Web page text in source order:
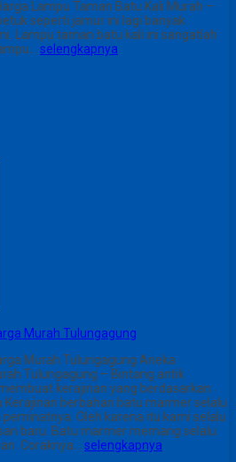
Lampu Taman Batu Kali Murah –
seperti jamur ini lagi banyak
Lampu taman batu kali ini sangatlah
selengkapnya
Murah Tulungagung
Murah Tulungagung Aneka
Tulungagung – Bintang antik
kerajinan yang berdasarkan
Kerajinan berbahan batu marmer selalu
Oleh karena itu kami selalu
baru. Batu marmer memang selalu
Coraknya… selengkapnya